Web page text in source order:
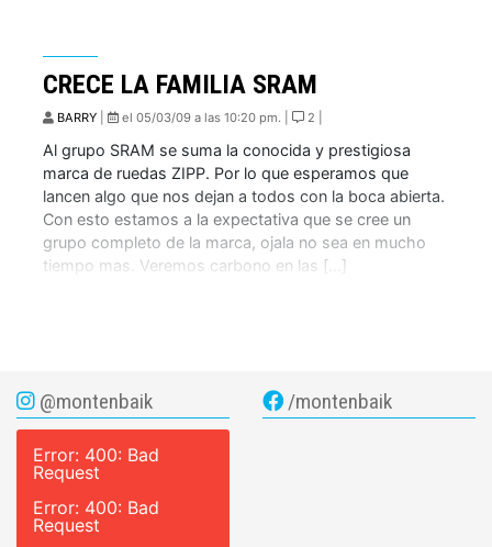
CRECE LA FAMILIA SRAM
BARRY el 05/03/09 a las 10:20 pm. | 2 |
Al grupo SRAM se suma la conocida y prestigiosa
marca de ruedas ZIPP. Por lo que esperamos que
lancen algo que nos dejan a todos con la boca abierta.
Con esto estamos a la expectativa que se cree un
grupo completo de la marca, ojala no sea en mucho
tiempo mas. Veremos carbono en las […]
@montenbaik
Error: 400: Bad
Request
Error: 400: Bad
Request
/montenbaik